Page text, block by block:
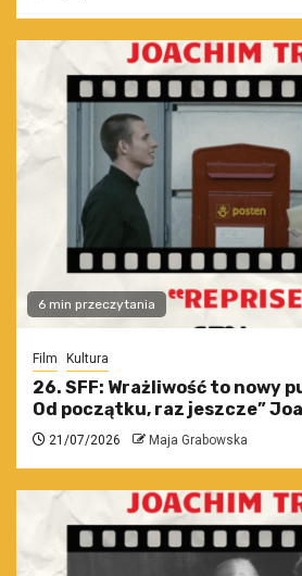
6 min przeczytania
Film Kultura
26. SFF: Wrażliwość to nowy
Od początku, raz jeszcze”
21/07/2026 Maja Grabowska